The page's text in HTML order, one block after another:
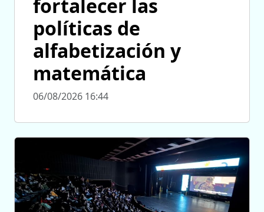
fortalecer las
políticas de
alfabetización y
matemática
06/08/2026 16:44